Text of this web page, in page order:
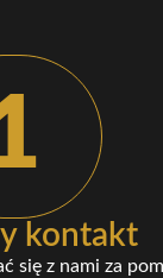
kontakt
się z nami za